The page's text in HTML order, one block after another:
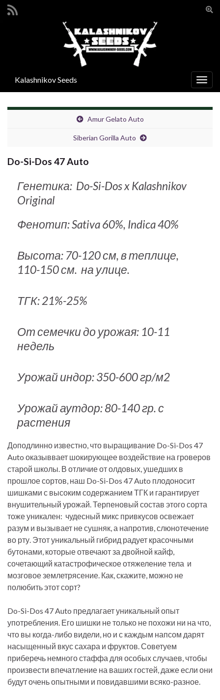
Вкл/
Search for:
Вкл/
выкл
Kalashnikov Seeds
Amur Gelato Auto
Siberian Gorilla Auto
Do-Si-Dos 47 Auto
Генетика: Do-Si-Dos x Kalashnikov
Original
Фенотип: Sativa 60%, Indica 40%
Высота: 70-120 см, в теплице,
110-150 см. на улице.
ТГК: 21%-25%
От семечки до урожая: 10-11
недель
Урожай индор: 350-600 гр/м2
Урожай аутдор: 80-140 гр. с
растения
Доподлинно известно, что выращивание Do-Si-Dos 47
Auto оказыввает шокирующее воздействие на гроверов
старой школы. В отличие от олдовых, ушедших в
прошлое сортов, наш Do-Si-Dos 47 Auto плодоносит
шишками с высоким содержанием ТГК и гарантирует
внушительный урожай. Терпеновый состав этого сорта
тоже уникален: чудесный микс привкусов освежает
разум и вызывает не сушняк, а напротив, слюнотечение
во рту. Этот уникальный гибрид радует красочными
бутонами, которые отвечают за двойной кайф,
сочетающий катастрофическое отяжеление тела и
мозговое землетрясение. Как, скажите, можно не
полюбить этот сорт?
Do-Si-Dos 47 Auto предлагает уникальный опыт
употребления. Его шишки не только не похожи ни на что,
что вы когда-либо видели, но и с каждым напсом дарят
насыщенный вкус сахара и фруктов. Советуем
приберечь немного стаффа для особых случаев, чтобы
произвести впечатление на ваших гостей, даже если они
будут очень опытными и повидавшими всяко-разное.